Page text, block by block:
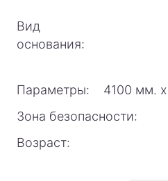
Вид
основания:
Параметры: 4100 мм. х
Зона безопасности:
Возраст: